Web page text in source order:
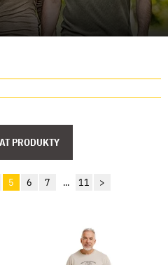
PRODUKTY
5 6 7 ... 11 >